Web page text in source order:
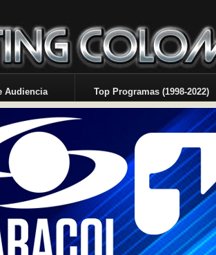
Audiencia Top Programas (1998-2022)